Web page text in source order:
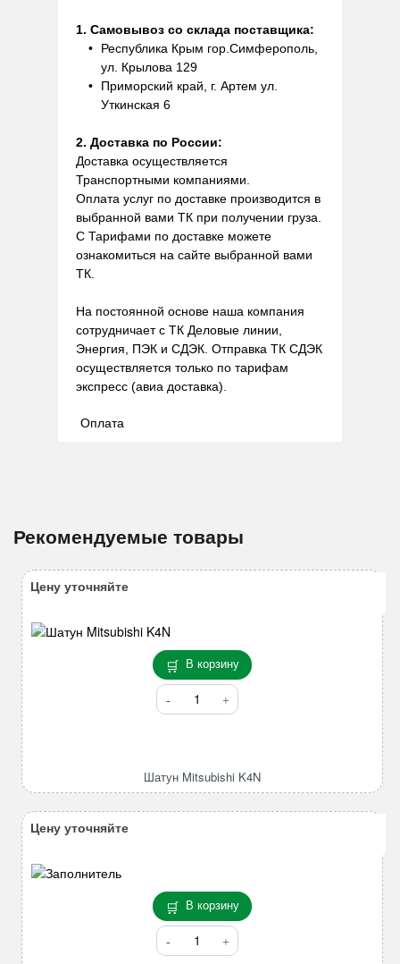
1. Самовывоз со склада поставщика:
Республика Крым гор.Симферополь,
ул. Крылова 129
Приморский край, г. Артем ул.
Уткинская 6
2. Доставка по России:
Доставка осуществляется
Транспортными компаниями.
Оплата услуг по доставке производится в
выбранной вами ТК при получении груза.
С Тарифами по доставке можете
ознакомиться на сайте выбранной вами
ТК.
На постоянной основе наша компания
сотрудничает с ТК Деловые линии,
Энергия, ПЭК и СДЭК. Отправка ТК СДЭК
осуществляется только по тарифам
экспресс (авиа доставка).
Оплата
Рекомендуемые товары
В корзину
Количество
товара
Шатун Mitsubishi K4N
Цену уточняйте
В корзину
Количество
товара
Цену уточняйте